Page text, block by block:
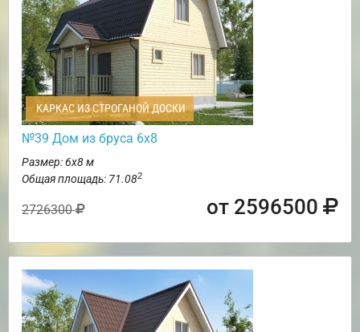
КАРКАС ИЗ СТРОГАНОЙ ДОСКИ
№39 Дом из бруса 6х8
Размер: 6х8 м
Общая площадь: 71.082
2726300 от 2596500